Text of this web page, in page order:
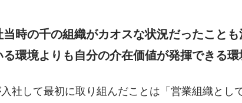
当時の千の組織がカオスな状況だったこと
環境よりも自分の介在価値が発揮できる環
社して最初に取り組んだことは「営業組織とし